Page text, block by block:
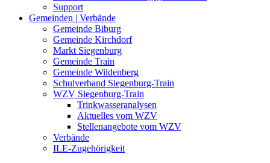
Support
Gemeinden | Verbände
Gemeinde Biburg
Gemeinde Kirchdorf
Markt Siegenburg
Gemeinde Train
Gemeinde Wildenberg
Schulverband Siegenburg-Train
WZV Siegenburg-Train
Trinkwasseranalysen
Aktuelles vom WZV
Stellenangebote vom WZV
Verbände
ILE-Zugehörigkeit